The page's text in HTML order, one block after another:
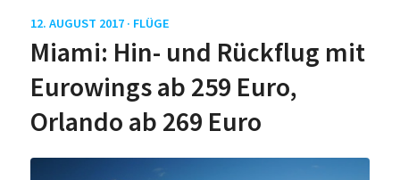
12. AUGUST 2017 · FLÜGE
Miami: Hin- und Rückflug mit
Eurowings ab 259 Euro,
Orlando ab 269 Euro